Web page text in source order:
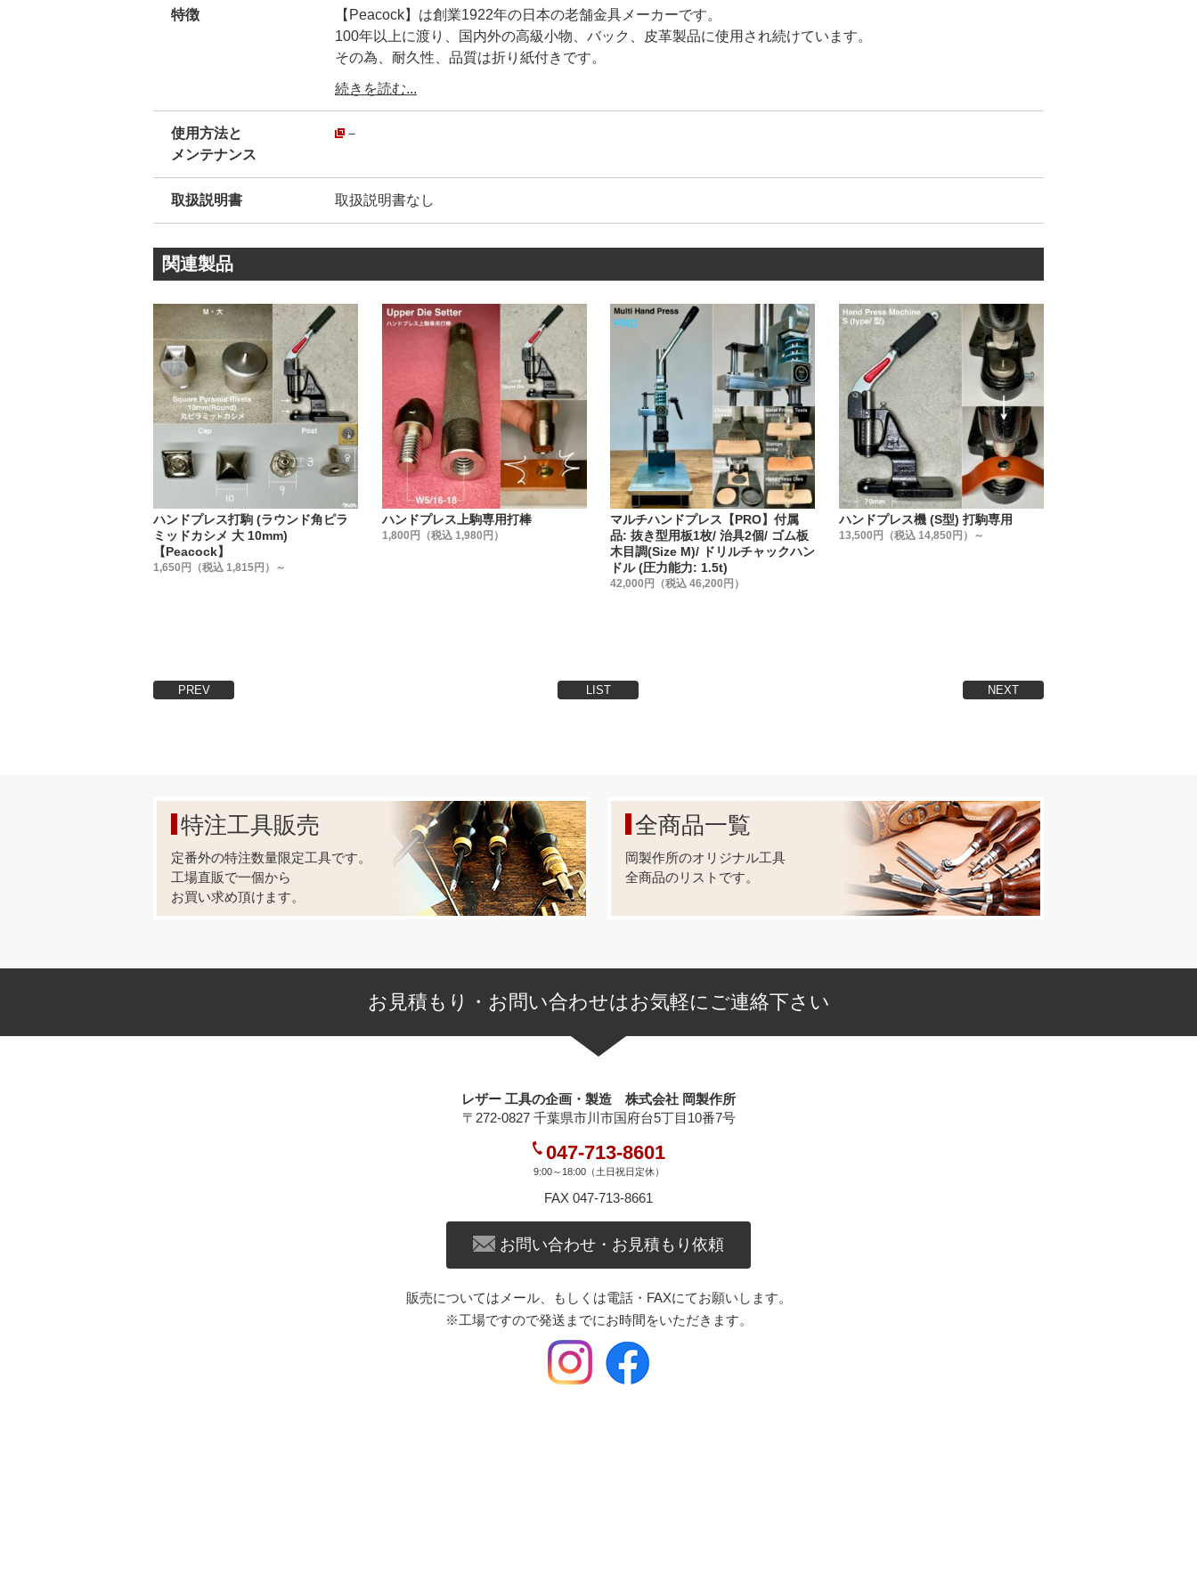
特徴
【Peacock】は創業1922年の日本の老舗金具メーカーです。
100年以上に渡り、国内外の高級小物、バック、皮革製品に使用され続けています。
その為、耐久性、品質は折り紙付きです。
弊社が【工具の設計を合わせているメーカー】ですので、【打棒と金具が合わないトラブル】がありませ
ん。
・
模造品は、鋼材の選定が不明、メッキの剥離、品質管理が雑です。
その為、著しく耐久性や、見た目が良くありません。
・
創業100年以上に及ぶ歴史が、大量生産品にもかかわらず、このクオリティーを維持し続けて、お客様に愛
され続けている理由です。
・
カシメ金具1つとっても、世の中には様々なメーカーがあります。
『革を止めるだけでしょ』と、金具の品質にこだわらない方もいらっしゃるかもしれません。
普段、金具の品質を金属製品としての視点から見る事がないかもしれません。
実は、カシメ金具はどこのメーカーでも同じでは無いんです。
弊社では、【日本製で高品質・低価格な金具】を、【レザークラフト工具製造メーカーの視点】から選んで
販売しています。
信頼のおける金具メーカーの規格に合わせた、工具(打棒)を作る事を作る事が、一番使用上のトラブルが無
いのです。
箱単位になりますが、ご注文を承っております。
金具をカートに入れ、【備考欄】にご希望の足の長さや、お持ちの情報を入力してメールして下さい。
お見積もりのメールを返信致します。
(金具形状により、出来ない又は、ロットが多くなる場合もございます)
【メッキ・塗装の別注品】
となります。
お見積もりメールを返信致します。
続きを読む...
使用方法と
メンテナンス
－
取扱説明書 取扱説明書なし
関連製品
ハンドプレス打駒 (ラウンド角ピラ
ミッドカシメ 大 10mm)
【Peacock】
1,650円（税込 1,815円）～
ハンドプレス上駒専用打棒
1,800円（税込 1,980円）
マルチハンドプレス【PRO】付属
品: 抜き型用板1枚/ 治具2個/ ゴム板
木目調(Size M)/ ドリルチャックハン
ドル (圧力能力: 1.5t)
42,000円（税込 46,200円）
ハンドプレス機 (S型) 打駒専用
13,500円（税込 14,850円）～
PREV LIST NEXT
特注工具販売
定番外の特注数量限定工具です。
工場直販で一個から
お買い求め頂けます。
全商品一覧
岡製作所のオリジナル工具
全商品のリストです。
お見積もり・お問い合わせはお気軽にご連絡下さい
レザー 工具の企画・製造 株式会社 岡製作所
〒272-0827 千葉県市川市国府台5丁目10番7号
047-713-8601
9:00～18:00（土日祝日定休）
FAX 047-713-8661
お問い合わせ・お見積もり依頼
販売についてはメール、もしくは電話・FAXにてお願いします。
※工場ですので発送までにお時間をいただきます。